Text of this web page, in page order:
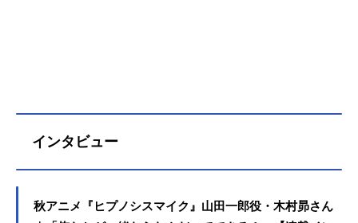
了直後――…。ディビジョンを背負
う男たちが挑む、新たな戦いが開
インタビュー
秋アニメ『ヒプノシスマイク』山田一郎役・木村昴さん